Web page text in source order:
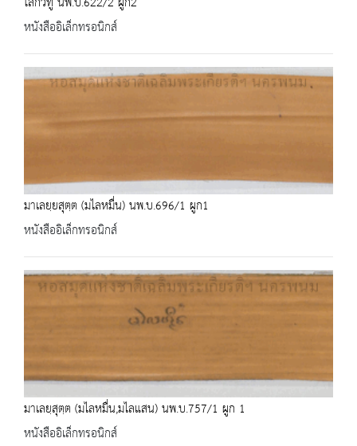
หนังสืออิเล็กทรอนิกส์
มาเลยฺยสุตฺต (มไลหมื่น) นพ.บ.696/1 ผูก1
หนังสืออิเล็กทรอนิกส์
มาเลยฺสุตฺต (มไลหมื่น,มไลแสน) นพ.บ.757/1 ผูก 1
หนังสืออิเล็กทรอนิกส์